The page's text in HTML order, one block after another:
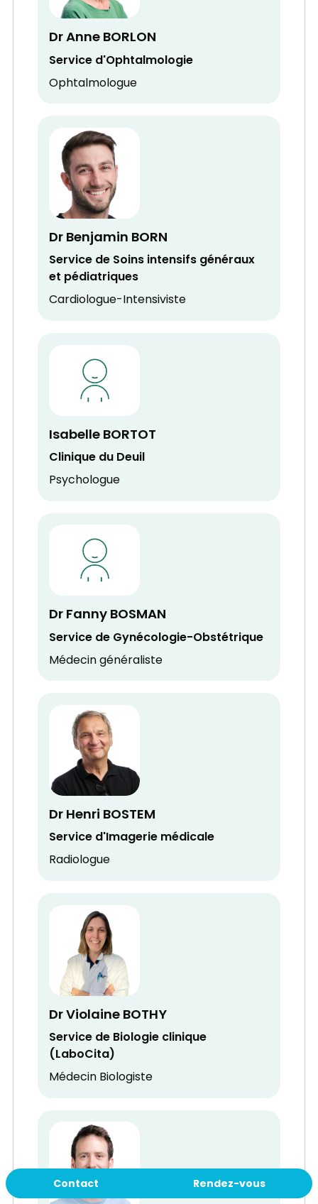
Contact Rendez-vous
Dr Anne BORLON
Service d'Ophtalmologie
Ophtalmologue
Dr Benjamin BORN
Service de Soins intensifs généraux
et pédiatriques
Cardiologue-Intensiviste
Isabelle BORTOT
Clinique du Deuil
Psychologue
Dr Fanny BOSMAN
Service de Gynécologie-Obstétrique
Médecin généraliste
Dr Henri BOSTEM
Service d'Imagerie médicale
Radiologue
Dr Violaine BOTHY
Service de Biologie clinique
(LaboCita)
Médecin Biologiste